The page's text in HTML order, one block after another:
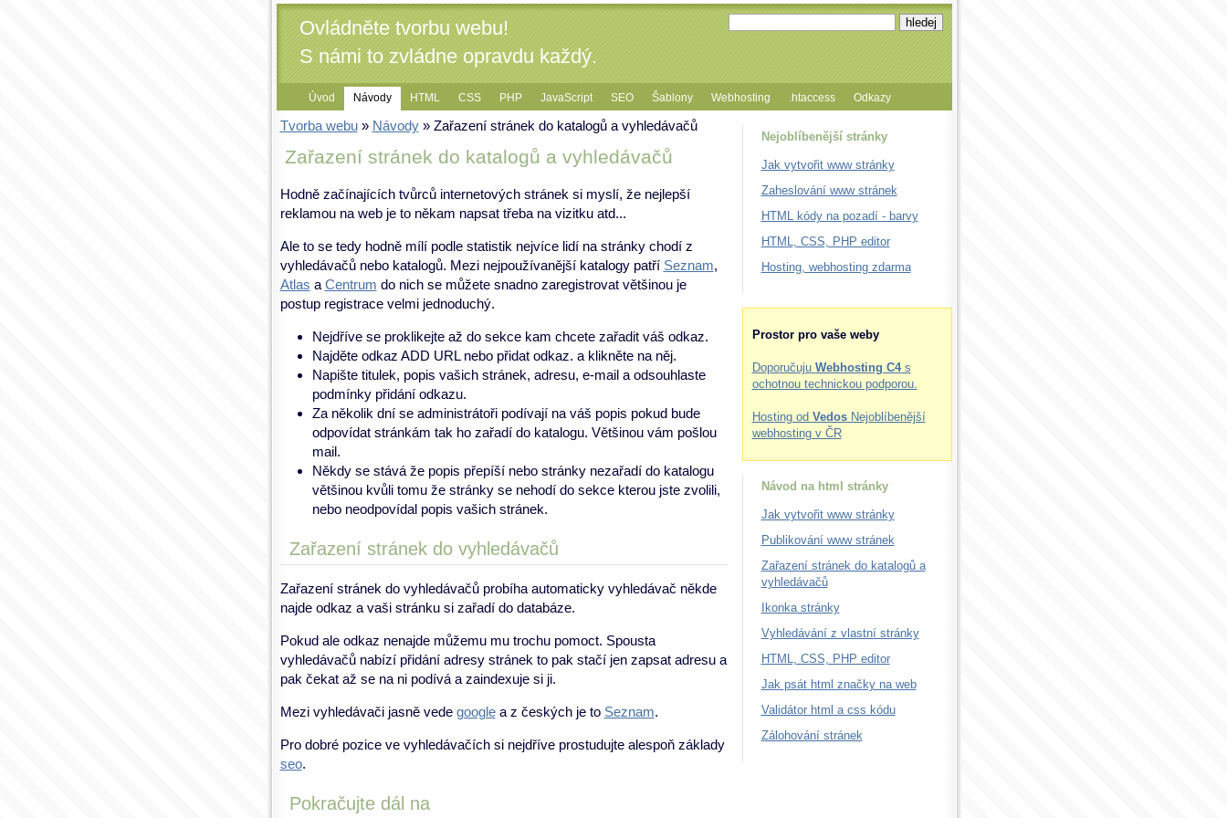
Ovládněte tvorbu webu!
S námi to zvládne opravdu každý.
Úvod Návody HTML CSS PHP JavaScript SEO Šablony Webhosting .htaccess Odkazy
Tvorba webu» Návody» Zařazení stránek do katalogů a vyhledávačů
Zařazení stránek do katalogů a vyhledávačů
Hodně začínajících tvůrců internetových stránek si myslí, že nejlepší
reklamou na web je to někam napsat třeba na vizitku atd...
Ale to se tedy hodně mílí podle statistik nejvíce lidí na stránky chodí z
vyhledávačů nebo katalogů. Mezi nejpoužívanější katalogy patří Seznam,
Atlas a Centrum do nich se můžete snadno zaregistrovat většinou je
postup registrace velmi jednoduchý.
Nejdříve se proklikejte až do sekce kam chcete zařadit váš odkaz.
Najděte odkaz ADD URL nebo přidat odkaz. a klikněte na něj.
Napište titulek, popis vašich stránek, adresu, e-mail a odsouhlaste
podmínky přidání odkazu.
Za několik dní se administrátoři podívají na váš popis pokud bude
odpovídat stránkám tak ho zařadí do katalogu. Většinou vám pošlou
mail.
Někdy se stává že popis přepíší nebo stránky nezařadí do katalogu
většinou kvůli tomu že stránky se nehodí do sekce kterou jste zvolili,
nebo neodpovídal popis vašich stránek.
Zařazení stránek do vyhledávačů
Zařazení stránek do vyhledávačů probíha automaticky vyhledávač někde
najde odkaz a vaši stránku si zařadí do databáze.
Pokud ale odkaz nenajde můžemu mu trochu pomoct. Spousta
vyhledávačů nabízí přidání adresy stránek to pak stačí jen zapsat adresu a
pak čekat až se na ni podívá a zaindexuje si ji.
Mezi vyhledávači jasně vede googlea z českých je to Seznam.
Pro dobré pozice ve vyhledávačích si nejdříve prostudujte alespoň základy
seo.
Pokračujte dál na
Nejoblíbenější stránky
Jak vytvořit www stránky
Zaheslování www stránek
HTML kódy na pozadí - barvy
HTML, CSS, PHP editor
Hosting, webhosting zdarma
Prostor pro vaše weby
Doporučuju Webhosting C4s
ochotnou technickou podporou.
Hosting od VedosNejoblíbenější
webhosting v ČR
Návod na html stránky
Jak vytvořit www stránky
Publikování www stránek
Zařazení stránek do katalogů a
vyhledávačů
Ikonka stránky
Vyhledávání z vlastní stránky
HTML, CSS, PHP editor
Jak psát html značky na web
Validátor html a css kódu
Zálohování stránek